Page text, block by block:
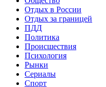
Отдых в России
Отдых за границей
ПДД
Политика
Происшествия
Психология
Рынки
Сериалы
Спорт